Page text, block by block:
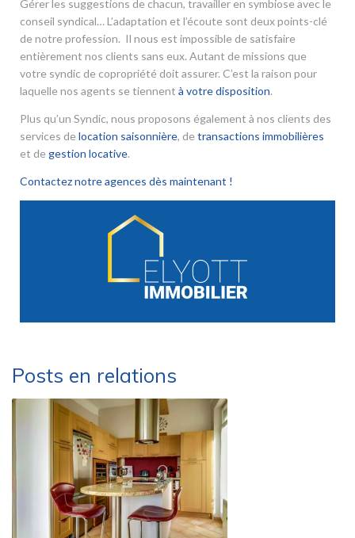
Gérer les suggestions de chacun, travailler en symbiose avec le
conseil syndical… L’adaptation et l’écoute sont deux points-clé
de notre profession. Il nous est impossible de satisfaire
entièrement nos clients sans eux. Autant de missions que
votre syndic de copropriété doit assurer. C’est la raison pour
laquelle nos agents se tiennent à votre disposition.
Plus qu’un Syndic, nous proposons également à nos clients des
services de location saisonnière, de transactions immobilières
et de gestion locative.
Contactez notre agences dès maintenant !
Posts en relations